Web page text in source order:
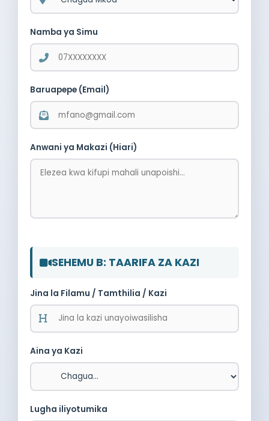
Namba ya Simu
Baruapepe (Email)
Anwani ya Makazi (Hiari)
SEHEMU B: TAARIFA ZA KAZI
Jina la Filamu / Tamthilia / Kazi
Aina ya Kazi
Lugha iliyotumika